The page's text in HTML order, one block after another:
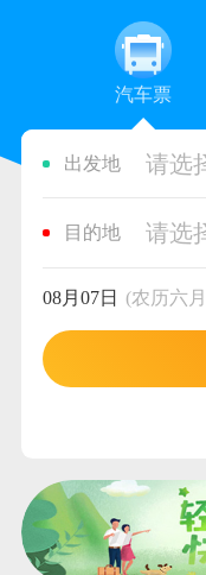
汽车票
出发地 请选
目的地 请选
08月07日 (农历六